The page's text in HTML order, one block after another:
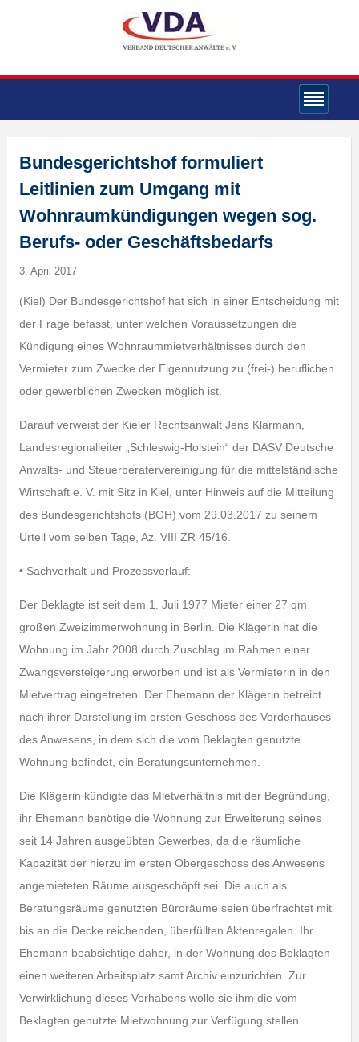
Bundesgerichtshof formuliert
Leitlinien zum Umgang mit
Wohnraumkündigungen wegen sog.
Berufs- oder Geschäftsbedarfs
3. April 2017
(Kiel) Der Bundesgerichtshof hat sich in einer Entscheidung mit
der Frage befasst, unter welchen Voraussetzungen die
Kündigung eines Wohnraummietverhältnisses durch den
Vermieter zum Zwecke der Eigennutzung zu (frei-) beruflichen
oder gewerblichen Zwecken möglich ist.
Darauf verweist der Kieler Rechtsanwalt Jens Klarmann,
Landesregionalleiter „Schleswig-Holstein“ der DASV Deutsche
Anwalts- und Steuerberatervereinigung für die mittelständische
Wirtschaft e. V. mit Sitz in Kiel, unter Hinweis auf die Mitteilung
des Bundesgerichtshofs (BGH) vom 29.03.2017 zu seinem
Urteil vom selben Tage, Az. VIII ZR 45/16.
• Sachverhalt und Prozessverlauf:
Der Beklagte ist seit dem 1. Juli 1977 Mieter einer 27 qm
großen Zweizimmerwohnung in Berlin. Die Klägerin hat die
Wohnung im Jahr 2008 durch Zuschlag im Rahmen einer
Zwangsversteigerung erworben und ist als Vermieterin in den
Mietvertrag eingetreten. Der Ehemann der Klägerin betreibt
nach ihrer Darstellung im ersten Geschoss des Vorderhauses
des Anwesens, in dem sich die vom Beklagten genutzte
Wohnung befindet, ein Beratungsunternehmen.
Die Klägerin kündigte das Mietverhältnis mit der Begründung,
ihr Ehemann benötige die Wohnung zur Erweiterung seines
seit 14 Jahren ausgeübten Gewerbes, da die räumliche
Kapazität der hierzu im ersten Obergeschoss des Anwesens
angemieteten Räume ausgeschöpft sei. Die auch als
Beratungsräume genutzten Büroräume seien überfrachtet mit
bis an die Decke reichenden, überfüllten Aktenregalen. Ihr
Ehemann beabsichtige daher, in der Wohnung des Beklagten
einen weiteren Arbeitsplatz samt Archiv einzurichten. Zur
Verwirklichung dieses Vorhabens wolle sie ihm die vom
Beklagten genutzte Mietwohnung zur Verfügung stellen.